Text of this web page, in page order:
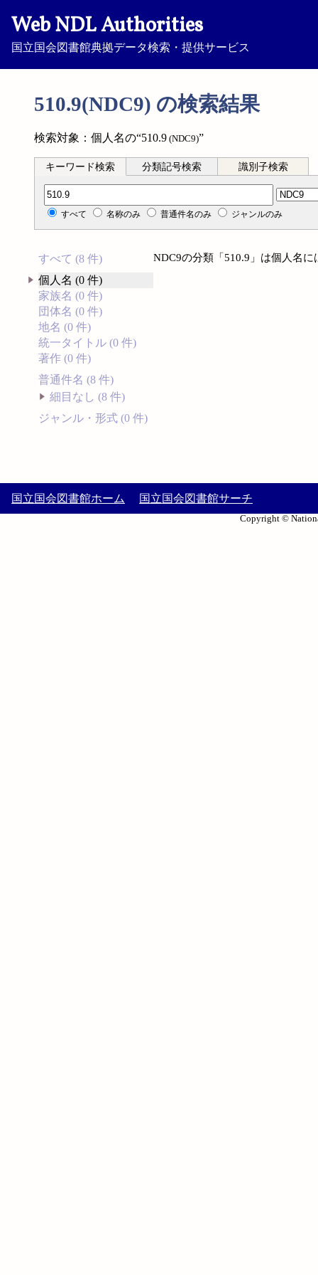
Web NDL Authorities
国立国会図書館典拠データ検索・提供サービス
510.9(NDC9) の検索結果
検索対象：個人名の“510.9 (NDC9)”
キーワード検索 分類記号検索 識別子検索
分類記号検索
すべて 名称のみ 普通件名のみ ジャンルのみ
すべて (8 件)
個人名 (0 件)
家族名 (0 件)
団体名 (0 件)
地名 (0 件)
統一タイトル (0 件)
著作 (0 件)
普通件名 (8 件)
細目なし (8 件)
ジャンル・形式 (0 件)
NDC9の分類「510.9」は個人名
国立国会図書館ホーム 国立国会図書館サーチ
Copyright ©